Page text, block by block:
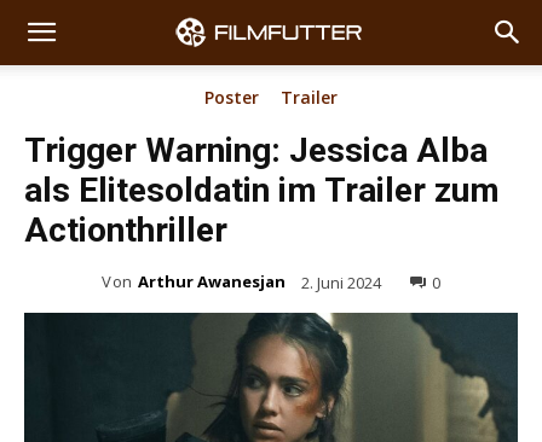
Poster Trailer
Trigger Warning: Jessica Alba
als Elitesoldatin im Trailer zum
Actionthriller
Von Arthur Awanesjan 2. Juni 2024 0